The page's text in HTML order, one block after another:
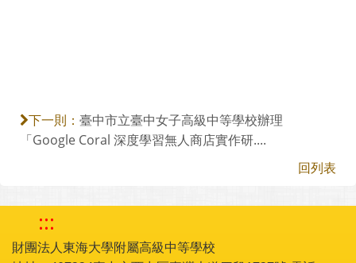
下一則： 臺中市立臺中女子高級中等學校辦理
「Google Coral 深度學習無人商店實作研....
回列表
:::
財團法人東海大學附屬高級中等學校